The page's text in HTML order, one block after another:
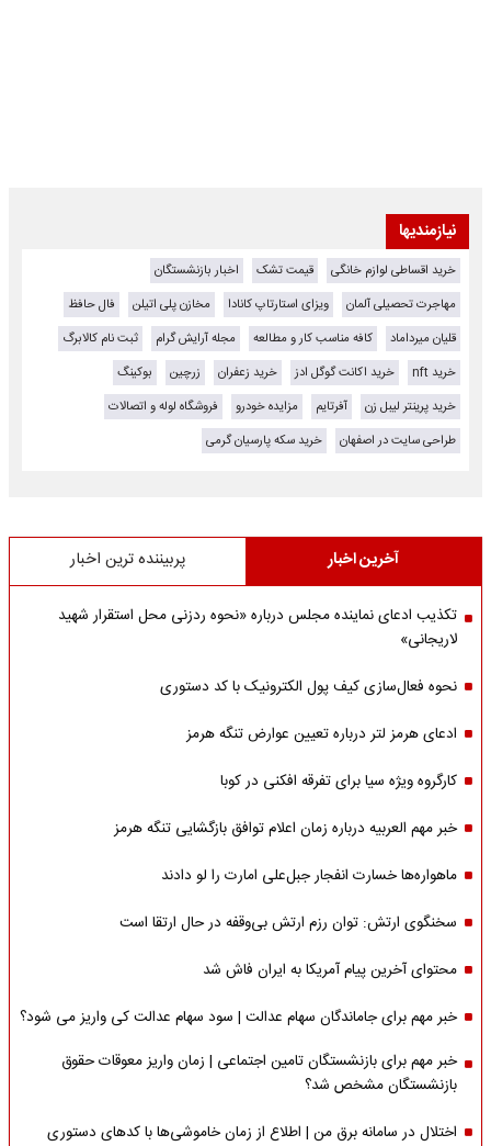
نیازمندیها
خرید اقساطی لوازم خانگی قیمت تشک
اخبار بازنشستگان
مهاجرت تحصیلی آلمان
ویزای استارتاپ کانادا مخازن پلی اتیلن
فال حافظ
قلیان میرداماد
کافه مناسب کار و مطالعه مجله آرایش گرام
ثبت نام کالابرگ
خرید nft
خرید اکانت گوگل ادز خرید زعفران زرچین
بوکینگ
خرید پرینتر لیبل زن
آفرتایم مزایده خودرو
فروشگاه لوله و اتصالات
طراحی سایت در اصفهان
خرید سکه پارسیان گرمی
آخرین اخبار پربیننده ترین اخبار
تکذیب ادعای نماینده مجلس درباره «نحوه ردزنی محل استقرار شهید
لاریجانی»
نحوه فعال‌سازی کیف پول الکترونیک با کد دستوری
ادعای هرمز لتر درباره تعیین عوارض تنگه هرمز
کارگروه ویژه سیا برای تفرقه افکنی در کوبا
خبر مهم العربیه درباره زمان اعلام توافق بازگشایی تنگه هرمز
ماهواره‌‌ها خسارت انفجار جبل‌علی امارت را لو دادند
سخنگوی ارتش: توان رزم ارتش بی‌وقفه در حال ارتقا است
محتوای آخرین پیام آمریکا به ایران فاش شد
خبر مهم برای جاماندگان سهام عدالت | سود سهام عدالت کی واریز می شود؟
خبر مهم برای بازنشستگان تامین اجتماعی | زمان واریز معوقات حقوق
بازنشستگان مشخص شد؟
اختلال در سامانه برق من | اطلاع از زمان خاموشی‌ها با کدهای دستوری